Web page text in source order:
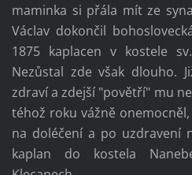
maminka si přála mít ze
Václav dokončil
1875 kaplacen v kostele
Nezůstal zde však dlouho.
zdraví a zdejší "povětří" mu
téhož roku vážně
na doléčení a po uzdravení
kaplan do kostela